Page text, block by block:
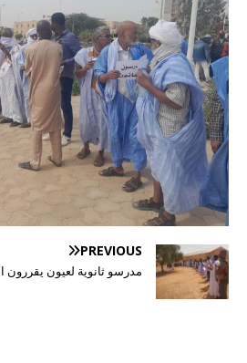
PREVIOUS
مدرسو ثانوية لعيون